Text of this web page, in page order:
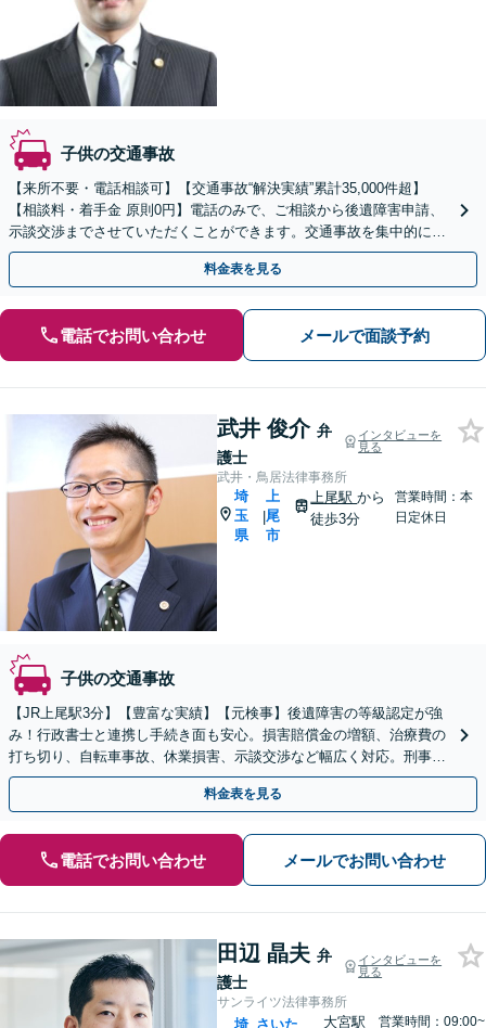
子供の交通事故
【来所不要・電話相談可】【交通事故“解決実績”累計35,000件超】
【相談料・着手金 原則0円】電話のみで、ご相談から後遺障害申請、
示談交渉までさせていただくことができます。交通事故を集中的に取
り扱っている弁護士が全力でサポート！
料金表を見る
電話でお問い合わせ メールで面談予約
武井 俊介 弁
護士
インタビューを
見る
武井・鳥居法律事務所
埼
玉
県
|
上
尾
市
上尾駅から
徒歩3分
営業時間：本
日定休日
子供の交通事故
【JR上尾駅3分】【豊富な実績】【元検事】後遺障害の等級認定が強
み！行政書士と連携し手続き面も安心。損害賠償金の増額、治療費の
打ち切り、自転車事故、休業損害、示談交渉など幅広く対応。刑事事
件のサポートもお任せください。【初回面談30分無料】
料金表を見る
電話でお問い合わせ メールでお問い合わせ
田辺 晶夫 弁
護士
インタビューを
見る
サンライツ法律事務所
埼 さいた 大宮駅 営業時間：09:00~